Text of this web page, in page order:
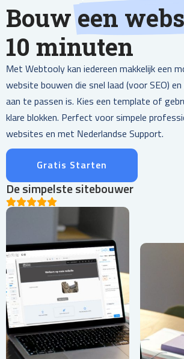
Bouw een
10 minuten
Met Webtooly kan iedereen makkelijk een
website bouwen die snel laad (voor SEO)
aan te passen is. Kies een template of
klare blokken. Perfect voor simpele
websites en met Nederlandse Support.
Gratis Starten
De simpelste sitebouwer